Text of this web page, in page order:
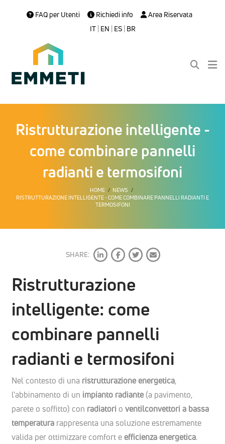
FAQ per Utenti Richiedi info
Area Riservata
IT| EN | ES| BR
Ristrutturazione intelligente -
come combinare pannelli
radianti e termosifoni
HOME
NEWS
RISTRUTTURAZIONE INTELLIGENTE - COME COMBINARE PANNELLI RADIANTI E
TERMOSIFONI
SHARE:
Ristrutturazione
intelligente: come
combinare pannelli
radianti e termosifoni
Nel contesto di una ristrutturazione energetica,
l'abbinamento di un impianto radiante(a pavimento,
parete o soffitto) con radiatori o ventilconvettori a bassa
temperaturarappresenta una soluzione estremamente
valida per ottimizzare comfort e efficienza energetica.